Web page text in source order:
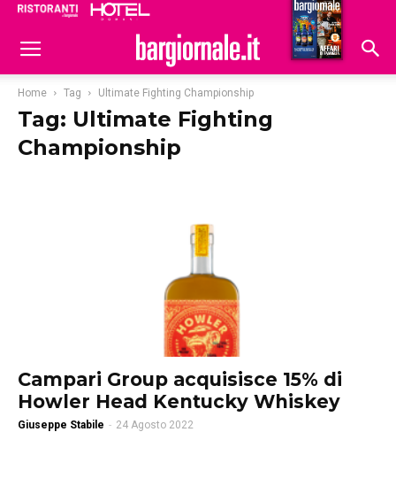
Hoteldomani
Home Tag Ultimate Fighting Championship
Tag: Ultimate Fighting
Championship
Campari Group acquisisce 15% di
Howler Head Kentucky Whiskey
Giuseppe Stabile - 24 Agosto 2022